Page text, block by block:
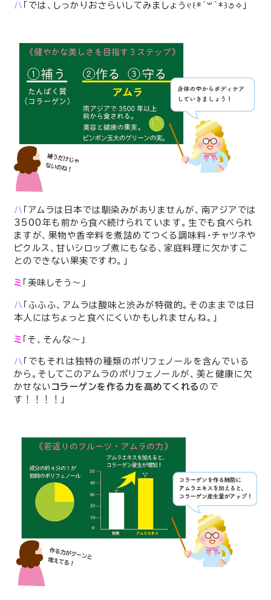
ハ 「では、しっかりおさらいしてみましょう୧꒰*´꒳`*꒱૭✧」
ハ 「アムラは日本では馴染みがありませんが、南アジアでは
3500年も前から食べ続けられています。生でも食べられ
ますが、果物や香辛料を煮詰めてつくる調味料・チャツネや
ピクルス、甘いシロップ煮にもなる、家庭料理に欠かすこ
とのできない果実ですわ。」
ミ 「美味しそう〜」
ハ 「ふふふ、アムラは酸味と渋みが特徴的。そのままでは日
本人にはちょっと食べにくいかもしれませんね。」
ミ 「そ、そんな〜」
ハ 「でもそれは独特の種類のポリフェノールを含んでいる
から。そしてこのアムラのポリフェノールが、美と健康に欠
かせない コラーゲンを作る力を高めてくれる ので
す！！！！」